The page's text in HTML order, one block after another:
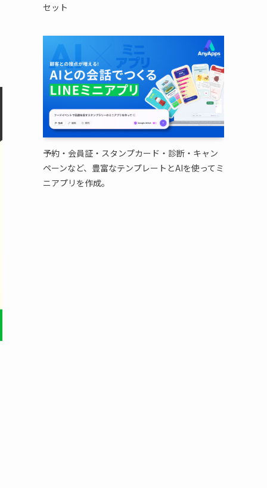
セット
予約・会員証・スタンプカード・診断・キャン
ペーンなど、豊富なテンプレートとAIを使ってミ
ニアプリを作成。